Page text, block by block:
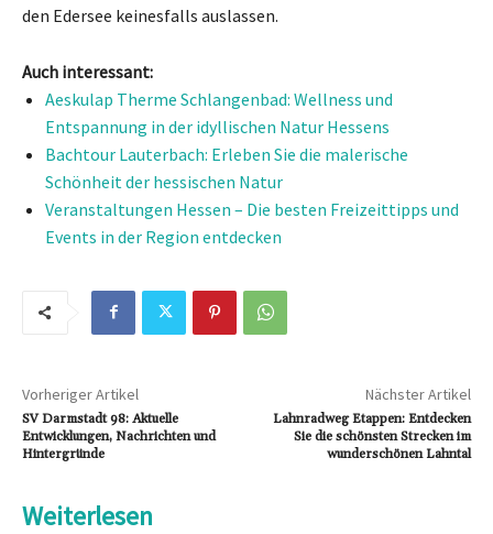
den Edersee keinesfalls auslassen.
Auch interessant:
Aeskulap Therme Schlangenbad: Wellness und
Entspannung in der idyllischen Natur Hessens
Bachtour Lauterbach: Erleben Sie die malerische
Schönheit der hessischen Natur
Veranstaltungen Hessen – Die besten Freizeittipps und
Events in der Region entdecken
Vorheriger Artikel
SV Darmstadt 98: Aktuelle
Entwicklungen, Nachrichten und
Hintergründe
Nächster Artikel
Lahnradweg Etappen: Entdecken
Sie die schönsten Strecken im
wunderschönen Lahntal
Weiterlesen